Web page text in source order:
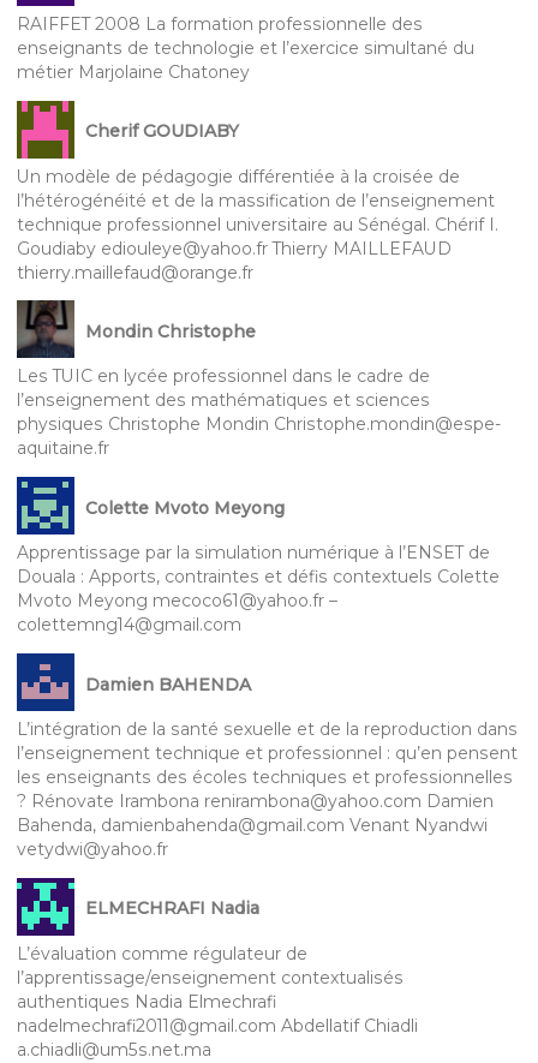
RAIFFET 2008 La formation professionnelle des
enseignants de technologie et l’exercice simultané du
métier Marjolaine Chatoney
Cherif GOUDIABY
Un modèle de pédagogie différentiée à la croisée de
l’hétérogénéité et de la massification de l’enseignement
technique professionnel universitaire au Sénégal. Chérif I.
Goudiaby ediouleye@yahoo.fr Thierry MAILLEFAUD
thierry.maillefaud@orange.fr
Mondin Christophe
Les TUIC en lycée professionnel dans le cadre de
l’enseignement des mathématiques et sciences
physiques Christophe Mondin Christophe.mondin@espe-
aquitaine.fr
Colette Mvoto Meyong
Apprentissage par la simulation numérique à l’ENSET de
Douala : Apports, contraintes et défis contextuels Colette
Mvoto Meyong mecoco61@yahoo.fr –
colettemng14@gmail.com
Damien BAHENDA
L’intégration de la santé sexuelle et de la reproduction dans
l’enseignement technique et professionnel : qu’en pensent
les enseignants des écoles techniques et professionnelles
? Rénovate Irambona renirambona@yahoo.com Damien
Bahenda, damienbahenda@gmail.com Venant Nyandwi
vetydwi@yahoo.fr
ELMECHRAFI Nadia
L’évaluation comme régulateur de
l’apprentissage/enseignement contextualisés
authentiques Nadia Elmechrafi
nadelmechrafi2011@gmail.com Abdellatif Chiadli
a.chiadli@um5s.net.ma